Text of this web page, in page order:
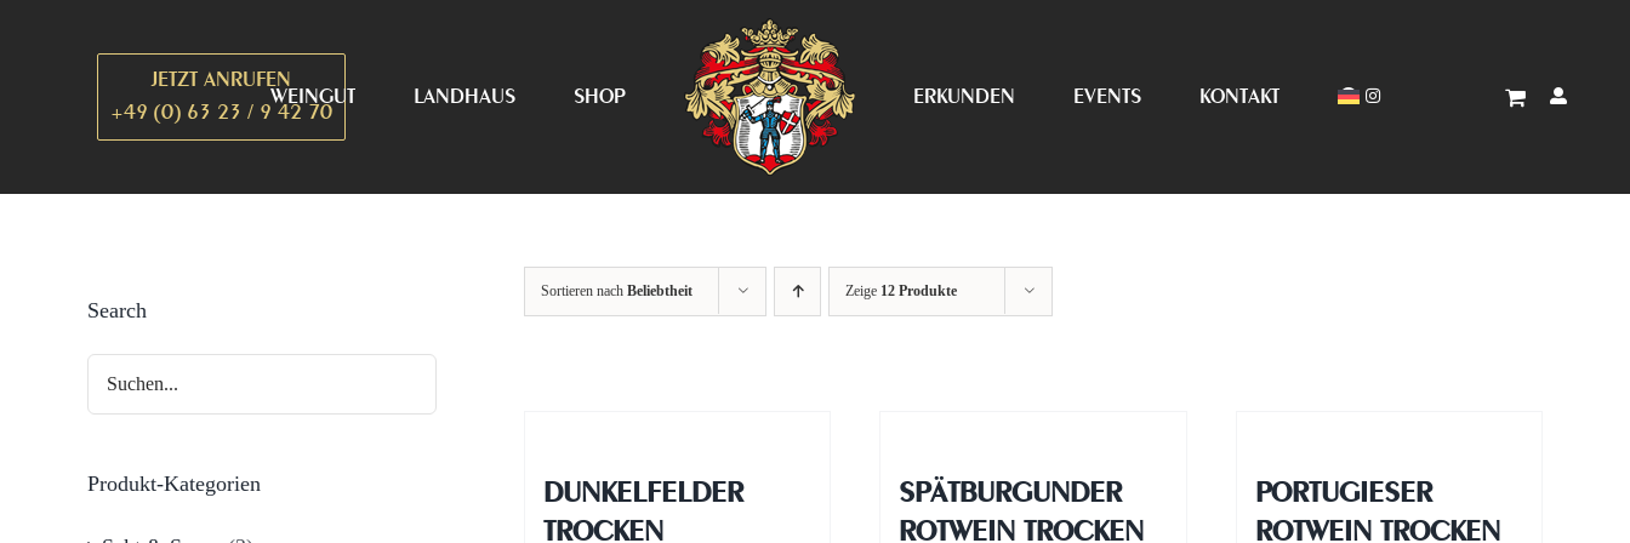
JETZT ANRUFEN
+49 (0) 63 23 / 9 42 70
WEINGUT LANDHAUS SHOP ERKUNDEN EVENTS KONTAKT
Sortieren nach Beliebtheit Zeige 12 Produkte
DUNKELFELDER
TROCKEN
SPÄTBURGUNDER
ROTWEIN TROCKEN
PORTUGIESER
ROTWEIN TROCKEN
Search
Produkt-Kategorien